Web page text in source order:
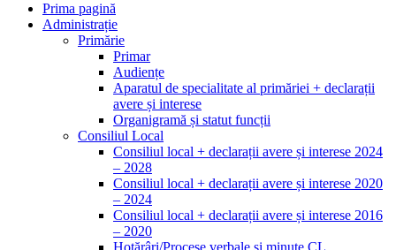
Prima pagină
Administrație
Primărie
Primar
Audiențe
Aparatul de specialitate al primăriei + declarații
avere și interese
Organigramă și statut funcții
Consiliul Local
Consiliul local + declarații avere și interese 2024
– 2028
Consiliul local + declarații avere și interese 2020
– 2024
Consiliul local + declarații avere și interese 2016
– 2020